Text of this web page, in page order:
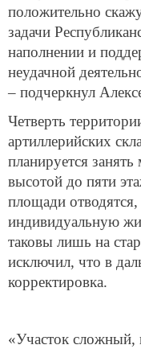
положительно
задачи
наполнении и
неудачной
– подчеркнул
Четверть
артиллерийских
планируется
высотой до пяти
площади
индивидуальную
таковы лишь на
исключил, что в
корректировка.
«Участок сложный,